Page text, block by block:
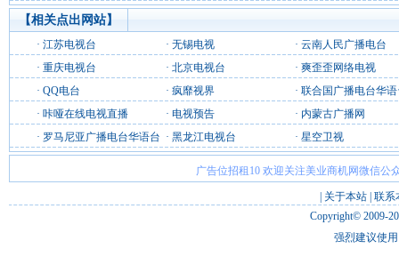
【相关点出网站】
· 江苏电视台 · 无锡电视 · 云南人民广播电台
· 重庆电视台 · 北京电视台 · 爽歪歪网络电视
· QQ电台 · 疯靡视界 · 联合国广播电台华
· 咔哑在线电视直播 · 电视预告 · 内蒙古广播网
· 罗马尼亚广播电台华语台 · 黑龙江电视台 · 星空卫视
广告位招租10 欢迎关注美业商机网微信公
关于本站 联系
Copyright© 2009-
强烈建议使